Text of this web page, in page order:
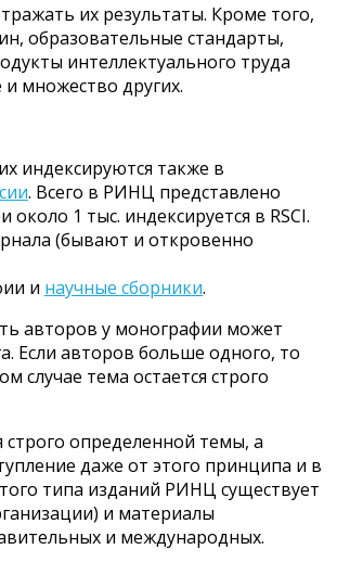
их результаты. Кроме того,
образовательные стандарты,
интеллектуального труда
множество других.
индексируются также в
. Всего в РИНЦ представлено
1 тыс. индексируется в RSCI.
(бывают и откровенно
и научные сборники.
авторов у монографии может
Если авторов больше одного, то
случае тема остается строго
определенной темы, а
даже от этого принципа и в
типа изданий РИНЦ существует
и материалы
и международных.